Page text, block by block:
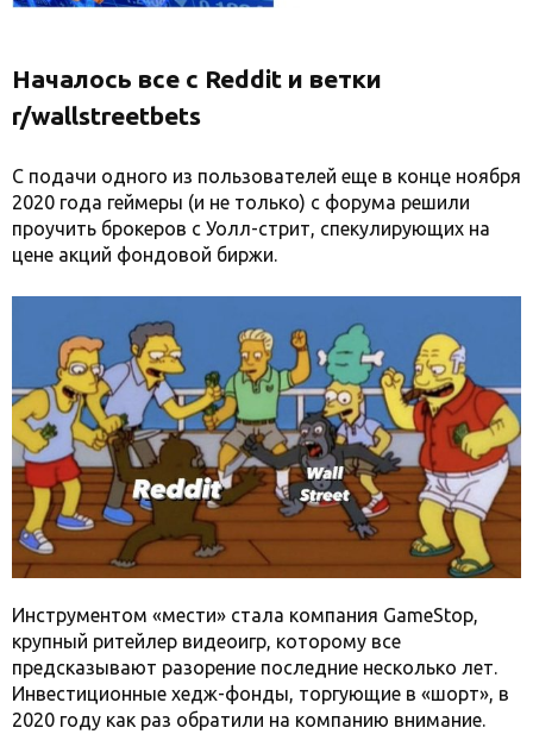
Началось все с Reddit и ветки
r/wallstreetbets
С подачи одного из пользователей еще в конце ноября
2020 года геймеры (и не только) с форума решили
проучить брокеров с Уолл-стрит, спекулирующих на
цене акций фондовой биржи.
Инструментом «мести» стала компания GameStop,
крупный ритейлер видеоигр, которому все
предсказывают разорение последние несколько лет.
Инвестиционные хедж-фонды, торгующие в «шорт», в
2020 году как раз обратили на компанию внимание.